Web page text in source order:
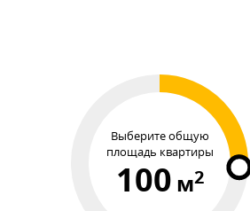
Выберите общую
площадь квартиры
100 м2